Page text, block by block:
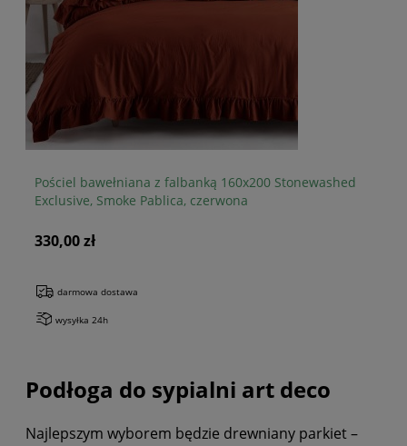
Pościel bawełniana z falbanką 160x200 Stonewashed
Exclusive, Smoke Pablica, czerwona
330,00 zł
darmowa dostawa
wysyłka 24h
Podłoga do sypialni art deco
Najlepszym wyborem będzie drewniany parkiet –